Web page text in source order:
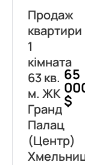
Продаж
квартири
1
кімната
63 кв.
м. ЖК
Гранд
Палац
(Центр)
65
$